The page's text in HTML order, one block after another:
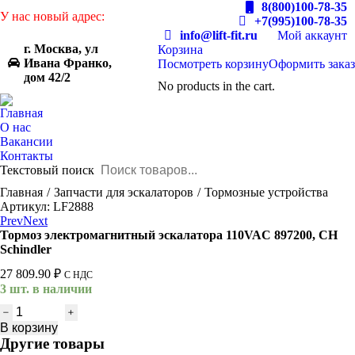
У нас новый адрес:
г. Москва, ул
Ивана Франко,
дом 42/2
8(800)100-78-35
+7(995)100-78-35
info@lift-fit.ru
Мой аккаунт
Корзина
Посмотреть корзинуОформить заказ
No products in the cart.
Главная
О нас
Вакансии
Контакты
Текстовый поиск
You are here:
Главная Запчасти для эскалаторов
Тормозные устройства
Артикул: LF2888
PrevNext
Тормоз электромагнитный эскалатора 110VAC 897200, CH
Schindler
27 809.90 ₽ С НДС
3 шт. в наличии
Количество
товара
Тормоз
В корзину
Другие товары